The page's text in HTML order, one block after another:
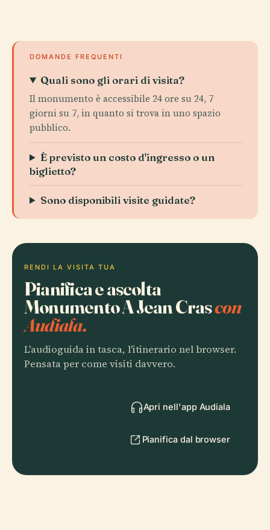
DOMANDE FREQUENTI
Quali sono gli orari di visita?
Il monumento è accessibile 24 ore su 24, 7
giorni su 7, in quanto si trova in uno spazio
pubblico.
È previsto un costo d'ingresso o un
biglietto?
Sono disponibili visite guidate?
RENDI LA VISITA TUA
Pianifica e ascolta
Monumento A Jean Crascon
Audiala.
L'audioguida in tasca, l'itinerario nel browser.
Pensata per come visiti davvero.
Apri nell'app Audiala
Pianifica dal browser